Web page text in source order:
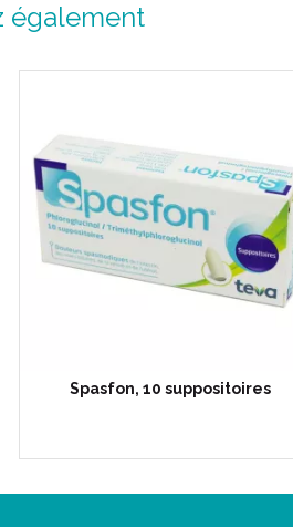
également
Spasfon, 10 suppositoires